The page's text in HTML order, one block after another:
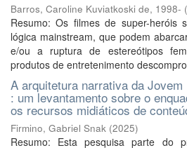
Barros, Caroline Kuviatkoski de, 1998- (
Resumo: Os filmes de super-heróis
lógica mainstream, que podem
e/ou a ruptura de estereótipos
produtos de entretenimento
A arquitetura narrativa da Jovem
: um levantamento sobre o
os recursos midiáticos de
Firmino, Gabriel Snak (2025)
Resumo: Esta pesquisa parte do